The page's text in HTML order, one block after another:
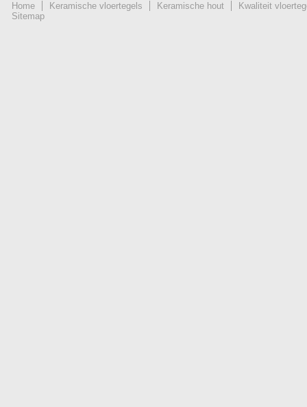
Home Keramische vloertegels Keramische hout
Kwaliteit
Sitemap